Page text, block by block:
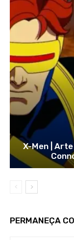
X-Men |
PERMANEÇA